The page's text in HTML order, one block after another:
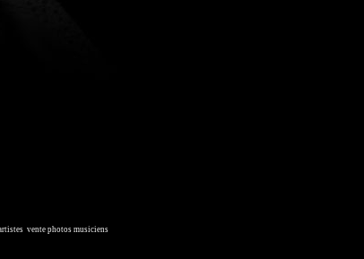
vente photos musiciens
collections.